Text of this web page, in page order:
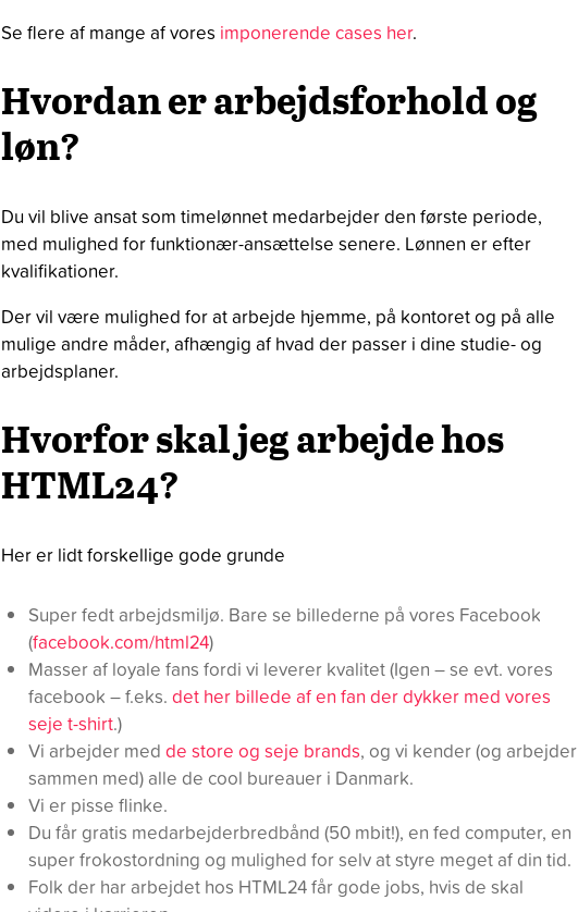
Se flere af mange af vores imponerende cases her.
Hvordan er arbejdsforhold og
løn?
Du vil blive ansat som timelønnet medarbejder den første periode,
med mulighed for funktionær-ansættelse senere. Lønnen er efter
kvalifikationer.
Der vil være mulighed for at arbejde hjemme, på kontoret og på alle
mulige andre måder, afhængig af hvad der passer i dine studie- og
arbejdsplaner.
Hvorfor skal jeg arbejde hos
HTML24?
Her er lidt forskellige gode grunde
Super fedt arbejdsmiljø. Bare se billederne på vores Facebook
(facebook.com/html24)
Masser af loyale fans fordi vi leverer kvalitet (Igen – se evt. vores
facebook – f.eks. det her billede af en fan der dykker med vores
seje t-shirt.)
Vi arbejder med de store og seje brands, og vi kender (og arbejder
sammen med) alle de cool bureauer i Danmark.
Vi er pisse flinke.
Du får gratis medarbejderbredbånd (50 mbit!), en fed computer, en
super frokostordning og mulighed for selv at styre meget af din tid.
Folk der har arbejdet hos HTML24 får gode jobs, hvis de skal